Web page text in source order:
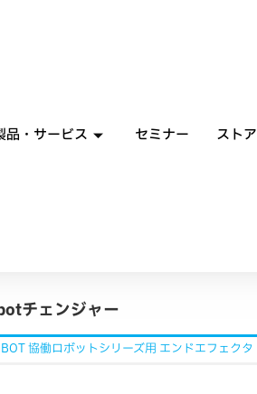
品・サービス セミナー ストア
チェンジャー
協働ロボットシリーズ用 エンドエフェクタ